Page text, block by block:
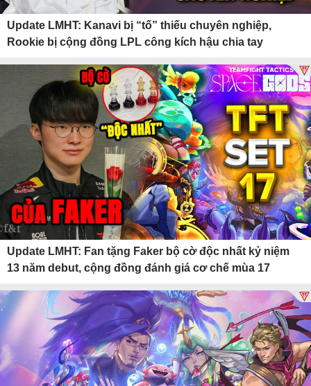
Update LMHT: Kanavi bị “tố” thiếu chuyên nghiệp,
Rookie bị cộng đồng LPL công kích hậu chia tay
Update LMHT: Fan tặng Faker bộ cờ độc nhất kỷ niệm
13 năm debut, cộng đồng đánh giá cơ chế mùa 17